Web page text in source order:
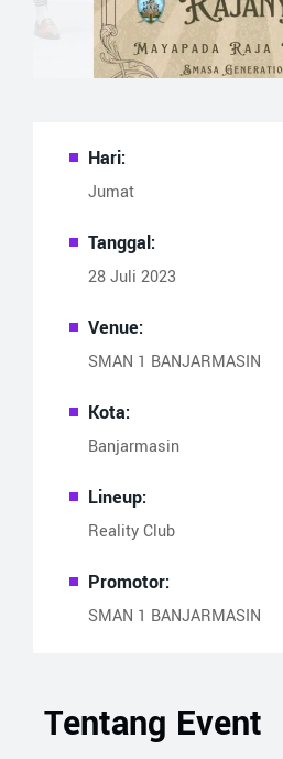
Hari:
Jumat
Tanggal:
28 Juli 2023
Venue:
SMAN 1 BANJARMASIN
Kota:
Banjarmasin
Lineup:
Reality Club
Promotor:
SMAN 1 BANJARMASIN
Tentang Event